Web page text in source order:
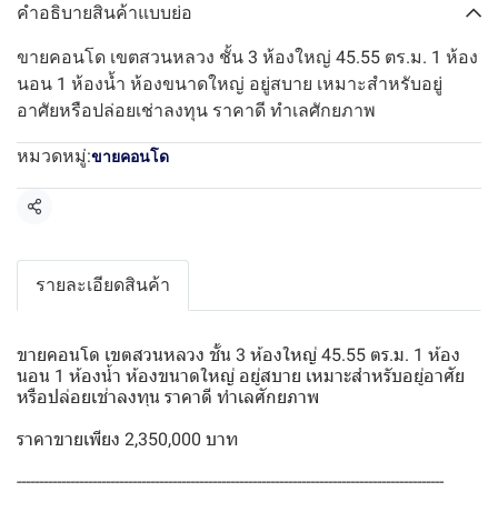
คำอธิบายสินค้าแบบย่อ
ขายคอนโด เขตสวนหลวง ชั้น 3 ห้องใหญ่ 45.55 ตร.ม. 1 ห้อง
นอน 1 ห้องน้ำ ห้องขนาดใหญ่ อยู่สบาย เหมาะสำหรับอยู่
อาศัยหรือปล่อยเช่าลงทุน ราคาดี ทำเลศักยภาพ
หมวดหมู่:ขายคอนโด
แชร์
รายละเอียดสินค้า
ขายคอนโด เขตสวนหลวง ชั้น 3 ห้องใหญ่ 45.55 ตร.ม. 1 ห้อง
นอน 1 ห้องน้ำ ห้องขนาดใหญ่ อยู่สบาย เหมาะสำหรับอยู่อาศัย
หรือปล่อยเช่าลงทุน ราคาดี ทำเลศักยภาพ
ราคาขายเพียง 2,350,000 บาท
------------------------------------------------------------------------------------------------